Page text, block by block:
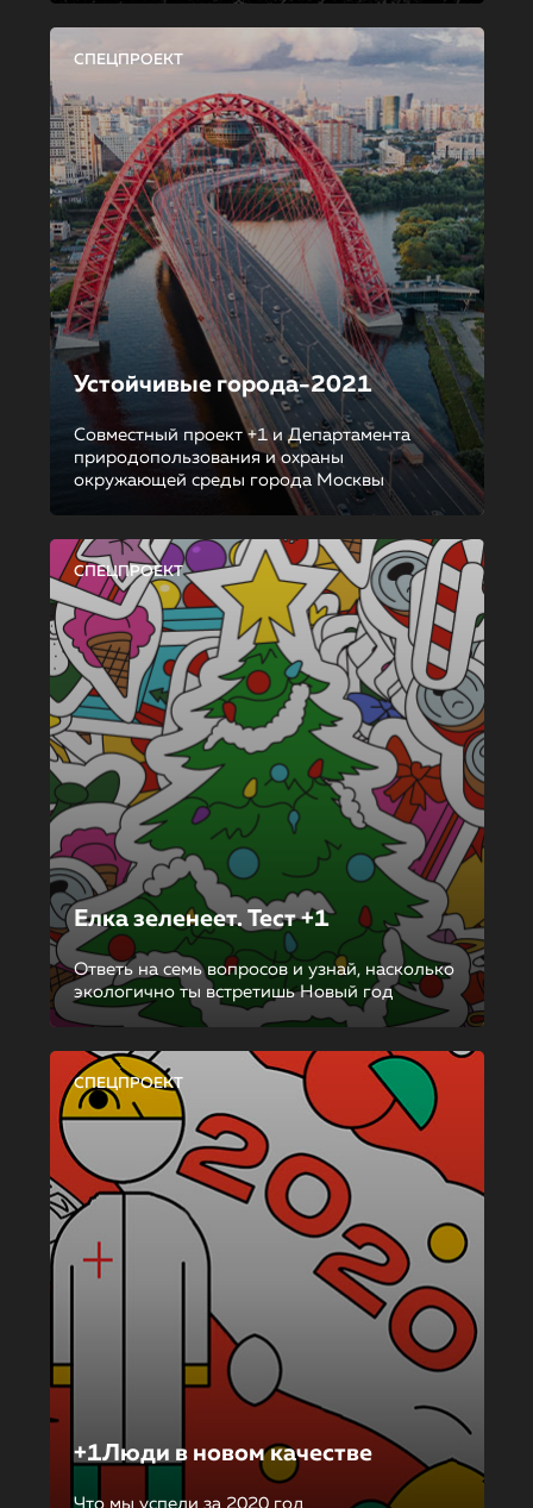
СПЕЦПРОЕКТ
Устойчивые города-2021
Совместный проект +1 и Департамента
природопользования и охраны
окружающей среды города Москвы
СПЕЦПРОЕКТ
Елка зеленеет. Тест +1
Ответь на семь вопросов и узнай, насколько
экологично ты встретишь Новый год
СПЕЦПРОЕКТ
+1Люди в новом качестве
Что мы успели за 2020 год